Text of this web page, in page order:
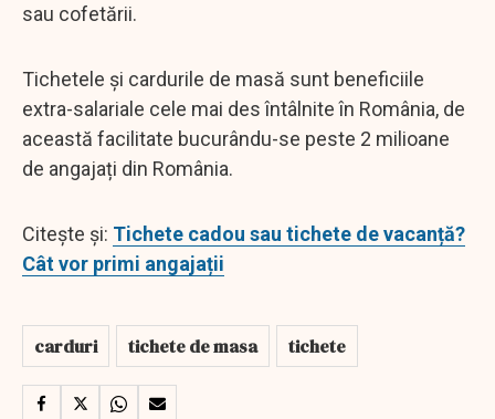
sau cofetării.
Tichetele și cardurile de masă sunt beneficiile
extra-salariale cele mai des întâlnite în România, de
această facilitate bucurându-se peste 2 milioane
de angajați din România.
Citește și: Tichete cadou sau tichete de vacanță?
Cât vor primi angajații
carduri tichete de masa tichete